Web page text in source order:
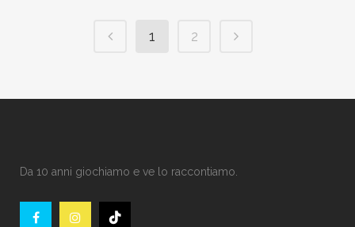
1 2
Da 10 anni giochiamo e ve lo raccontiamo.